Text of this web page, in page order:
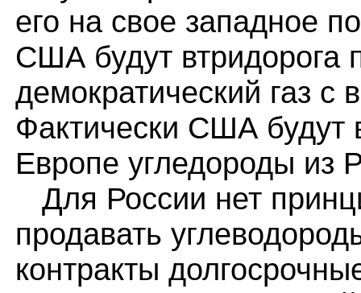
его на свое западное
США будут втридорога
демократический газ с
Фактически США будут
Европе угледороды из
Для России нет
продавать
контракты